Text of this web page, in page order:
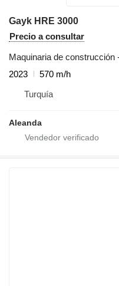
Gayk HRE 3000
Precio a consultar
Maquinaria de construcción
2023
570 m/h
Turquía
Aleanda